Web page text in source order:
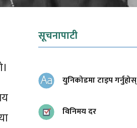
सूचनापाटी
युनिकोडमा टाइप गर्नुहोस्
विनिमय दर